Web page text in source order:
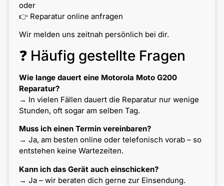
oder
👉 Reparatur online anfragen
Wir melden uns zeitnah persönlich bei dir.
❓ Häufig gestellte Fragen
Wie lange dauert eine Motorola Moto G200
Reparatur?
→ In vielen Fällen dauert die Reparatur nur wenige
Stunden, oft sogar am selben Tag.
Muss ich einen Termin vereinbaren?
→ Ja, am besten online oder telefonisch vorab – so
entstehen keine Wartezeiten.
Kann ich das Gerät auch einschicken?
→ Ja – wir beraten dich gerne zur Einsendung.